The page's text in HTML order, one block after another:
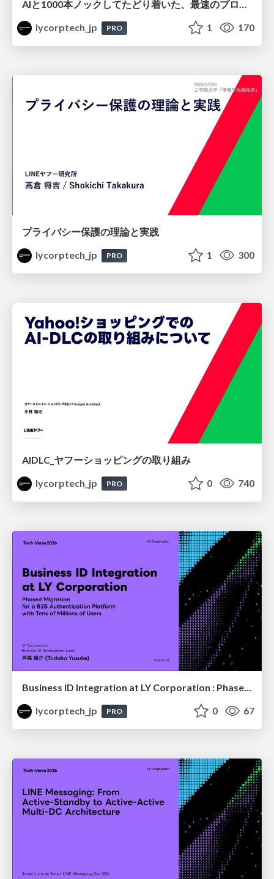
AIと1000本ノックしてたどり着いた、最速のプロダクト開発 ～toC向けAIエージェントUXを、動く選択肢とAIキャパシティで設計する～
lycorptech_jp
PRO 1 170
プライバシー保護の理論と実践
lycorptech_jp
PRO 1 300
AIDLC_ヤフーショッピングの取り組み
lycorptech_jp
PRO 0 740
Business ID Integration at LY Corporation : Phased Migration for a B2B authentication platform with Tens of Millions of Users
lycorptech_jp
PRO 0 67